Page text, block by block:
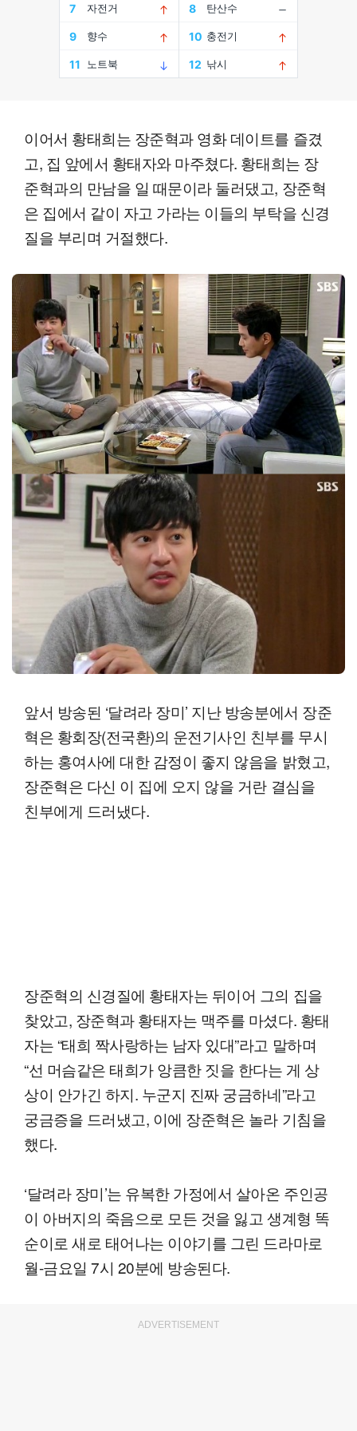
이어서 황태희는 장준혁과 영화 데이트를 즐겼
고, 집 앞에서 황태자와 마주쳤다. 황태희는 장
준혁과의 만남을 일 때문이라 둘러댔고, 장준혁
은 집에서 같이 자고 가라는 이들의 부탁을 신경
질을 부리며 거절했다.
앞서 방송된 ‘달려라 장미’ 지난 방송분에서 장준
혁은 황회장(전국환)의 운전기사인 친부를 무시
하는 홍여사에 대한 감정이 좋지 않음을 밝혔고,
장준혁은 다신 이 집에 오지 않을 거란 결심을
친부에게 드러냈다.
장준혁의 신경질에 황태자는 뒤이어 그의 집을
찾았고, 장준혁과 황태자는 맥주를 마셨다. 황태
자는 “태희 짝사랑하는 남자 있대”라고 말하며
“선 머슴같은 태희가 앙큼한 짓을 한다는 게 상
상이 안가긴 하지. 누군지 진짜 궁금하네”라고
궁금증을 드러냈고, 이에 장준혁은 놀라 기침을
했다.
‘달려라 장미’는 유복한 가정에서 살아온 주인공
이 아버지의 죽음으로 모든 것을 잃고 생계형 똑
순이로 새로 태어나는 이야기를 그린 드라마로
월-금요일 7시 20분에 방송된다.
ADVERTISEMENT